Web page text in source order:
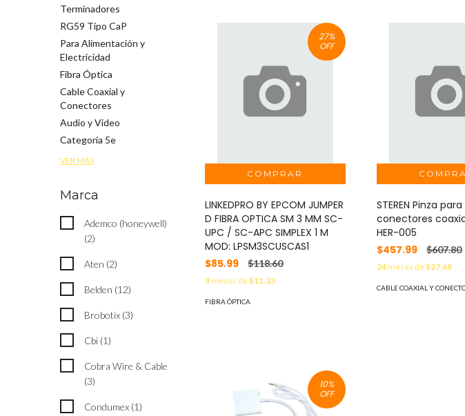
Terminadores
RG59 Tipo CaP
Para Alimentación y
Electricidad
Fibra Óptica
Cable Coaxial y
Conectores
Audio y Video
Categoría 5e
VER MÁS
Marca
Ademco (honeywell)
(2)
Aten (2)
Belden (12)
Brobotix (3)
Cbi (1)
Cobra Wire & Cable
(3)
Condumex (1)
27%
OFF
LINKEDPRO BY EPCOM JUMPER
D FIBRA OPTICA SM 3 MM SC-
UPC / SC-APC SIMPLEX 1 M
MOD: LPSM3SCUSCAS1
$85.99
$118.60
9meses de$11.33
FIBRA ÓPTICA
STEREN Pinza para
conectores
HER-005
$457.99
$607.80
24meses de$27.68
CABLE COAXIAL Y
10%
OFF